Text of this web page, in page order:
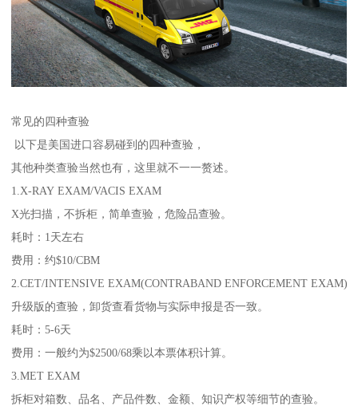
常见的四种查验
以下是美国进口容易碰到的四种查验，
其他种类查验当然也有，这里就不一一赘述。
1.X-RAY EXAM/VACIS EXAM
X光扫描，不拆柜，简单查验，危险品查验。
耗时：1天左右
费用：约$10/CBM
2.CET/INTENSIVE EXAM(CONTRABAND ENFORCEMENT EXAM)
升级版的查验，卸货查看货物与实际申报是否一致。
耗时：5-6天
费用：一般约为$2500/68乘以本票体积计算。
3.MET EXAM
拆柜对箱数、品名、产品件数、金额、知识产权等细节的查验。